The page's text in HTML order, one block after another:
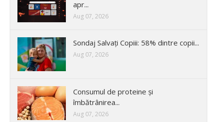
apr...
Aug 07, 2026
Sondaj Salvați Copiii: 58% dintre copii...
Aug 07, 2026
Consumul de proteine și
îmbătrânirea...
Aug 07, 2026